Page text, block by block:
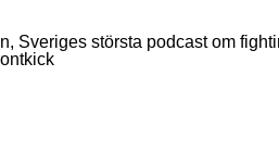
Sveriges största podcast om